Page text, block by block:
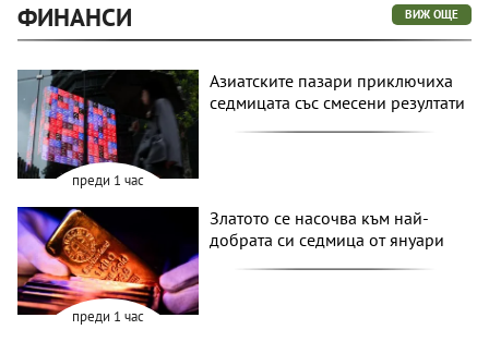
ФИНАНСИ ВИЖ ОЩЕ
преди 1 час
Азиатските пазари приключиха
седмицата със смесени резултати
преди 1 час
Златото се насочва към най-
добрата си седмица от януари